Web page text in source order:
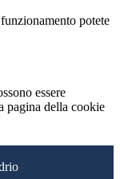
potete
essere
pagina della cookie